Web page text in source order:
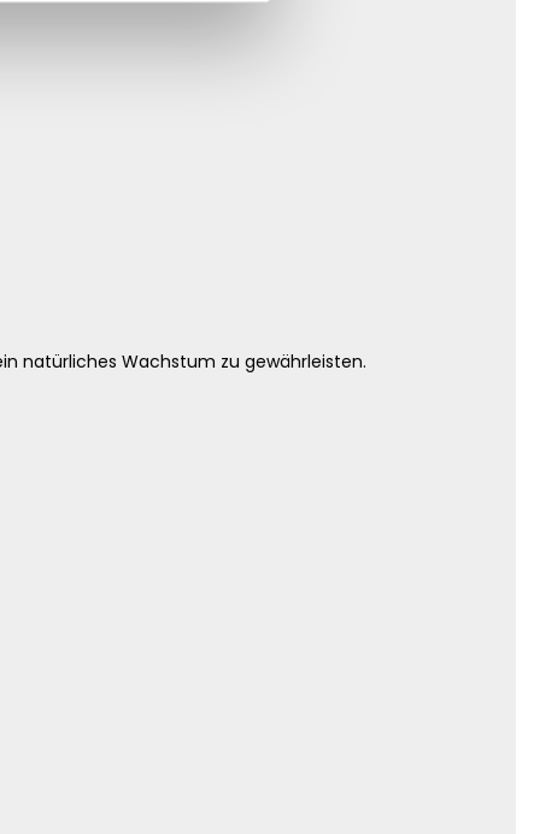
natürliches Wachstum zu gewährleisten.